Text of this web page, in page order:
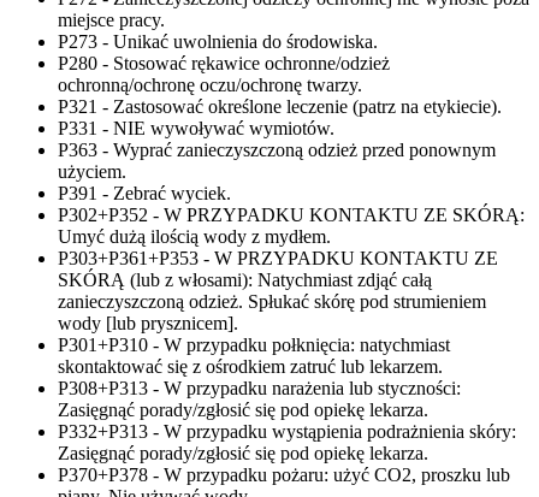
miejsce pracy.
P273 - Unikać uwolnienia do środowiska.
P280 - Stosować rękawice ochronne/odzież
ochronną/ochronę oczu/ochronę twarzy.
P321 - Zastosować określone leczenie (patrz na etykiecie).
P331 - NIE wywoływać wymiotów.
P363 - Wyprać zanieczyszczoną odzież przed ponownym
użyciem.
P391 - Zebrać wyciek.
P302+P352 - W PRZYPADKU KONTAKTU ZE SKÓRĄ:
Umyć dużą ilością wody z mydłem.
P303+P361+P353 - W PRZYPADKU KONTAKTU ZE
SKÓRĄ (lub z włosami): Natychmiast zdjąć całą
zanieczyszczoną odzież. Spłukać skórę pod strumieniem
wody [lub prysznicem].
P301+P310 - W przypadku połknięcia: natychmiast
skontaktować się z ośrodkiem zatruć lub lekarzem.
P308+P313 - W przypadku narażenia lub styczności:
Zasięgnąć porady/zgłosić się pod opiekę lekarza.
P332+P313 - W przypadku wystąpienia podrażnienia skóry:
Zasięgnąć porady/zgłosić się pod opiekę lekarza.
P370+P378 - W przypadku pożaru: użyć CO2, proszku lub